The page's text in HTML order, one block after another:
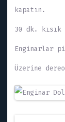
kapatın.
30 dk.
Enginarlar
Üzerine